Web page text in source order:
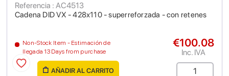
Cadena DID VX - 428x110 - superreforzada - con retenes
Referencia : AC4513
Non-Stock Item - Estimación de
llegada 13 Days from purchase
€100.08
Inc. IVA
AÑADIR AL CARRITO